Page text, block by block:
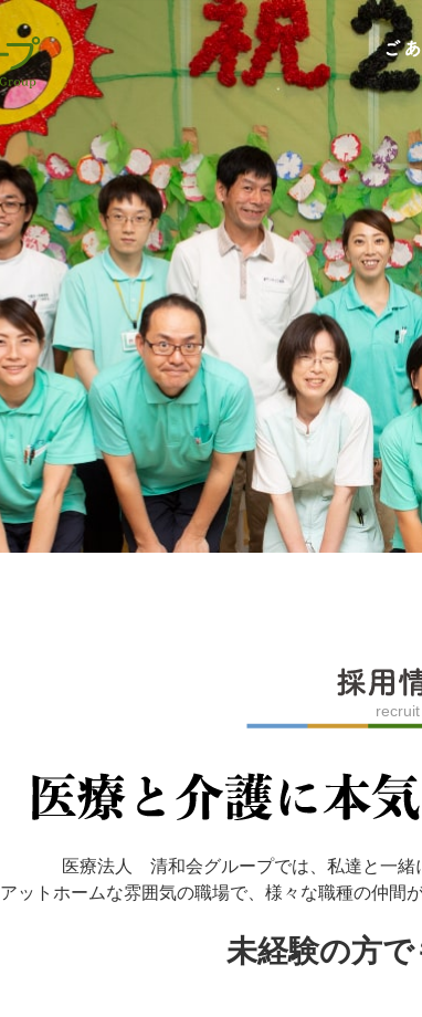
recruit
医療法人 清和会グループでは、私達と一緒
アットホームな雰囲気の職場で、様々な職種の仲間
未経験の方で